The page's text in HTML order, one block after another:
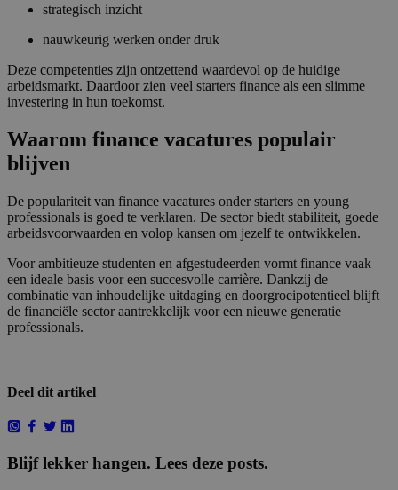
strategisch inzicht
nauwkeurig werken onder druk
Deze competenties zijn ontzettend waardevol op de huidige
arbeidsmarkt. Daardoor zien veel starters finance als een slimme
investering in hun toekomst.
Waarom finance vacatures populair
blijven
De populariteit van finance vacatures onder starters en young
professionals is goed te verklaren. De sector biedt stabiliteit, goede
arbeidsvoorwaarden en volop kansen om jezelf te ontwikkelen.
Voor ambitieuze studenten en afgestudeerden vormt finance vaak
een ideale basis voor een succesvolle carrière. Dankzij de
combinatie van inhoudelijke uitdaging en doorgroeipotentieel blijft
de financiële sector aantrekkelijk voor een nieuwe generatie
professionals.
Deel dit artikel
Blijf lekker hangen. Lees deze posts.